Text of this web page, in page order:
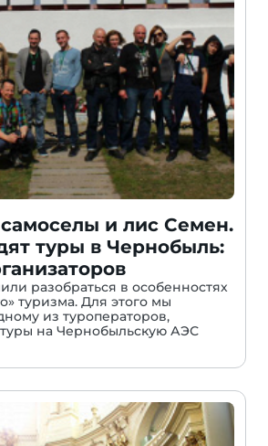
и лис Семен.
туры в Чернобыль:
разобраться в особенностях
туризма. Для этого мы
из туроператоров,
на Чернобыльскую АЭС